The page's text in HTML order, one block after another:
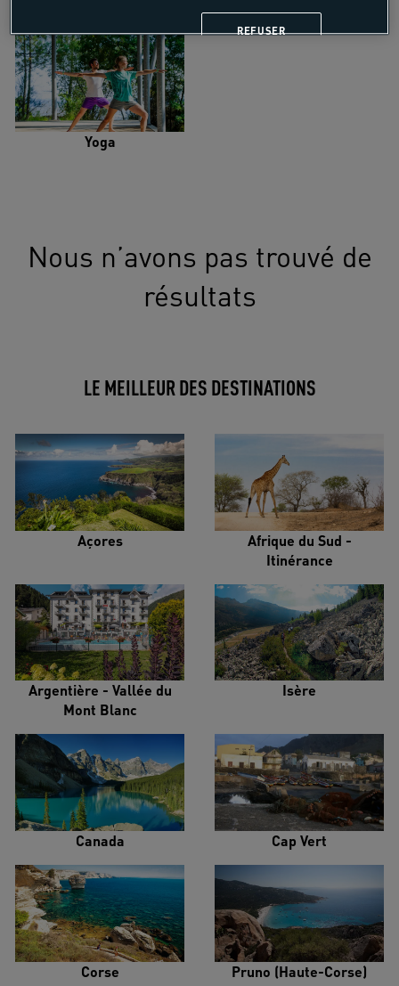
Vélo de randonnée
Yoga
Nous n’avons pas trouvé de
résultats
LE MEILLEUR DES DESTINATIONS
Açores
Afrique du Sud -
Itinérance
Argentière - Vallée du
Mont Blanc
Isère
Canada Cap Vert
Corse Pruno (Haute-Corse)
REFUSER